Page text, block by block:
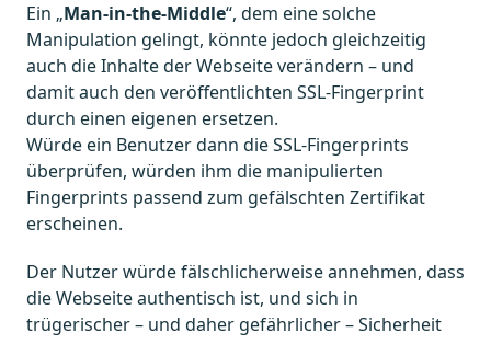
Ein „Man-in-the-Middle“, dem eine solche
Manipulation gelingt, könnte jedoch gleichzeitig
auch die Inhalte der Webseite verändern – und
damit auch den veröffentlichten SSL-Fingerprint
durch einen eigenen ersetzen.
Würde ein Benutzer dann die SSL-Fingerprints
überprüfen, würden ihm die manipulierten
Fingerprints passend zum gefälschten Zertifikat
erscheinen.
Der Nutzer würde fälschlicherweise annehmen, dass
die Webseite authentisch ist, und sich in
trügerischer – und daher gefährlicher – Sicherheit